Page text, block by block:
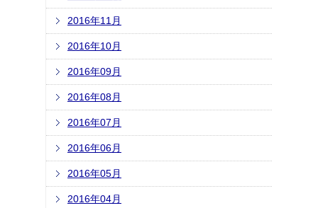
2016年11月
2016年10月
2016年09月
2016年08月
2016年07月
2016年06月
2016年05月
2016年04月